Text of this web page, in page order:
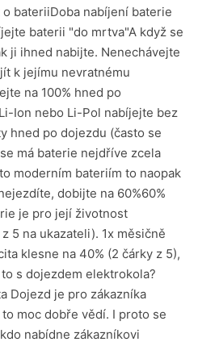
bateriiDoba nabíjení baterie
baterii "do mrtva"A když se
ji ihned nabijte. Nenechávejte
k jejímu nevratnému
na 100% hned po
Ion nebo Li-Pol nabíjejte bez
hned po dojezdu (často se
má baterie nejdříve zcela
moderním bateriím to naopak
dobijte na 60%60%
je pro její životnost
5 na ukazateli). 1x měsičně
klesne na 40% (2 čárky z 5),
s dojezdem elektrokola?
Dojezd je pro zákazníka
moc dobře vědí. I proto se
nabídne zákazníkovi